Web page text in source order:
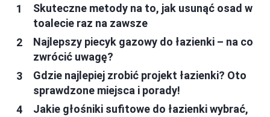
Skuteczne metody na to, jak usunąć osad w
toalecie raz na zawsze
Najlepszy piecyk gazowy do łazienki – na co
zwrócić uwagę?
Gdzie najlepiej zrobić projekt łazienki? Oto
sprawdzone miejsca i porady!
Jakie głośniki sufitowe do łazienki wybrać,